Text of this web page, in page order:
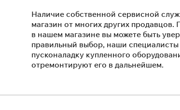
Наличие собственной сервисной
магазин от многих других продавцов.
в нашем магазине вы можете быть
правильный выбор, наши
пусконаладку купленного
отремонтируют его в дальнейшем.